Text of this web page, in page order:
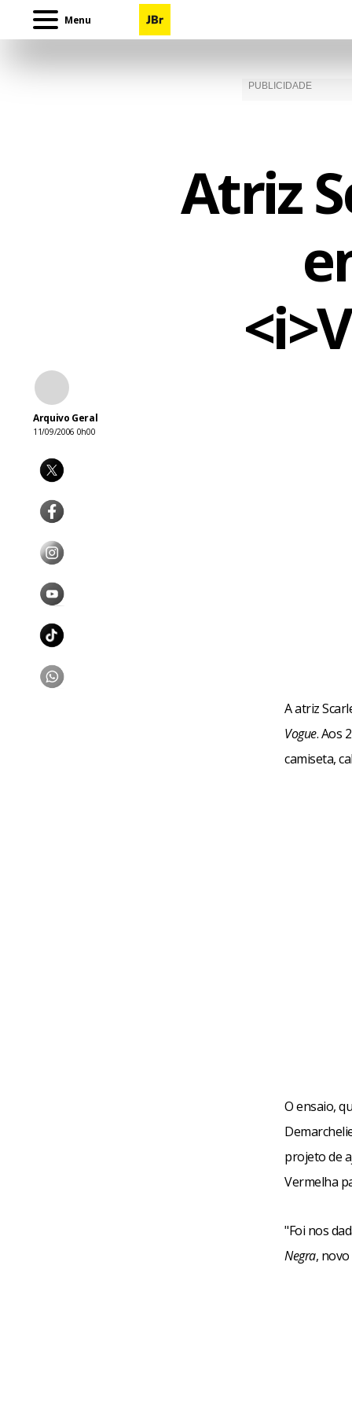
Menu
Atriz
Arquivo Geral
11/09/2006 0h00
A atriz
Vogue. Aos
camiseta,
O ensaio,
projeto de
Vermelha
"Foi nos
Negra,